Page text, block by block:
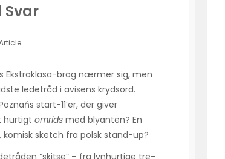
Svar
Ekstraklasa-brag nærmer sig, men
ledetråd i avisens krydsord.
start-11’er, der giver
hurtigt omrids med blyanten? En
sketch fra polsk stand-up?
“skitse” – fra lynhurtige tre-